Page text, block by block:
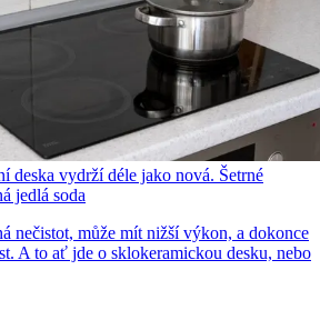
deska vydrží déle jako nová. Šetrné
jedlá soda
nečistot, může mít nižší výkon, a dokonce
A to ať jde o sklokeramickou desku, nebo